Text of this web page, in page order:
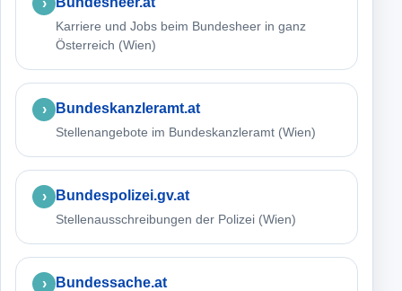
Karriere und Jobs beim Bundesheer in ganz
Österreich (Wien)
Bundeskanzleramt.at
Stellenangebote im Bundeskanzleramt (Wien)
Bundespolizei.gv.at
Stellenausschreibungen der Polizei (Wien)
Bundessache.at